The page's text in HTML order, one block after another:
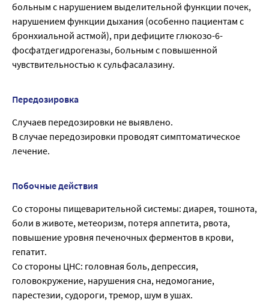
больным с нарушением выделительной функции почек,
нарушением функции дыхания (особенно пациентам с
бронхиальной астмой), при дефиците глюкозо-6-
фосфатдегидрогеназы, больным с повышенной
чувствительностью к сульфасалазину.
Передозировка
Случаев передозировки не выявлено.
В случае передозировки проводят симптоматическое
лечение.
Побочные действия
Со стороны пищеварительной системы: диарея, тошнота,
боли в животе, метеоризм, потеря аппетита, рвота,
повышение уровня печеночных ферментов в крови,
гепатит.
Со стороны ЦНС: головная боль, депрессия,
головокружение, нарушения сна, недомогание,
парестезии, судороги, тремор, шум в ушах.